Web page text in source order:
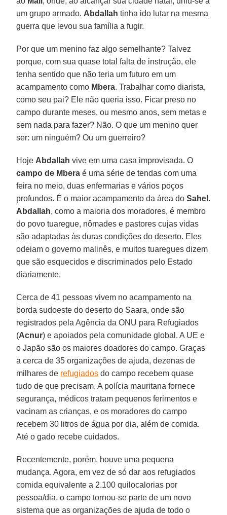
um grupo armado. Abdallah tinha ido lutar na mesma
guerra que levou sua família a fugir.
Por que um menino faz algo semelhante? Talvez
porque, com sua quase total falta de instrução, ele
tenha sentido que não teria um futuro em um
acampamento como Mbera. Trabalhar como diarista,
como seu pai? Ele não queria isso. Ficar preso no
campo durante meses, ou mesmo anos, sem metas e
sem nada para fazer? Não. O que um menino quer
ser: um ninguém? Ou um guerreiro?
Hoje Abdallah vive em uma casa improvisada. O
campo de Mbera é uma série de tendas com uma
feira no meio, duas enfermarias e vários poços
profundos. É o maior acampamento da área doSahel .
Abdallah, como a maioria dos moradores, é membro
do povo tuaregue, nômades e pastores cujas vidas
são adaptadas às duras condições do deserto. Eles
odeiam o governo malinês, e muitos tuaregues dizem
que são esquecidos e discriminados pelo Estado
diariamente.
Cerca de 41 pessoas vivem no acampamento na
borda sudoeste do deserto do Saara, onde são
registrados pela Agência da ONU para Refugiados
(Acnur) e apoiados pela comunidade global. A UE e
o Japão são os maiores doadores do campo. Graças
a cerca de 35 organizações de ajuda, dezenas de
milhares de refugiados do campo recebem quase
tudo de que precisam. A polícia mauritana fornece
segurança, médicos tratam pequenos ferimentos e
vacinam as crianças, e os moradores do campo
recebem 30 litros de água por dia, além de comida.
Até o gado recebe cuidados.
Recentemente, porém, houve uma pequena
mudança. Agora, em vez de só dar aos refugiados
comida equivalente a 2.100 quilocalorias por
pessoa/dia, o campo tornou-se parte de um novo
sistema que as organizações de ajuda de todo o